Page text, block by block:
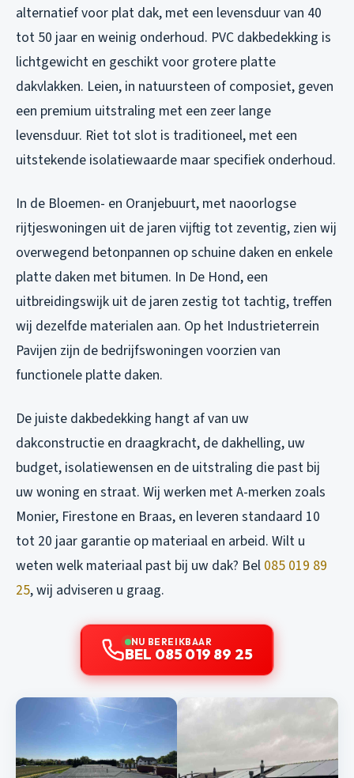
alternatief voor plat dak, met een levensduur van 40
tot 50 jaar en weinig onderhoud. PVC dakbedekking is
lichtgewicht en geschikt voor grotere platte
dakvlakken. Leien, in natuursteen of composiet, geven
een premium uitstraling met een zeer lange
levensduur. Riet tot slot is traditioneel, met een
uitstekende isolatiewaarde maar specifiek onderhoud.
In de Bloemen- en Oranjebuurt, met naoorlogse
rijtjeswoningen uit de jaren vijftig tot zeventig, zien wij
overwegend betonpannen op schuine daken en enkele
platte daken met bitumen. In De Hond, een
uitbreidingswijk uit de jaren zestig tot tachtig, treffen
wij dezelfde materialen aan. Op het Industrieterrein
Pavijen zijn de bedrijfswoningen voorzien van
functionele platte daken.
De juiste dakbedekking hangt af van uw
dakconstructie en draagkracht, de dakhelling, uw
budget, isolatiewensen en de uitstraling die past bij
uw woning en straat. Wij werken met A-merken zoals
Monier, Firestone en Braas, en leveren standaard 10
tot 20 jaar garantie op materiaal en arbeid. Wilt u
weten welk materiaal past bij uw dak? Bel 085 019 89
25, wij adviseren u graag.
NU BEREIKBAAR
BEL 085 019 89 25